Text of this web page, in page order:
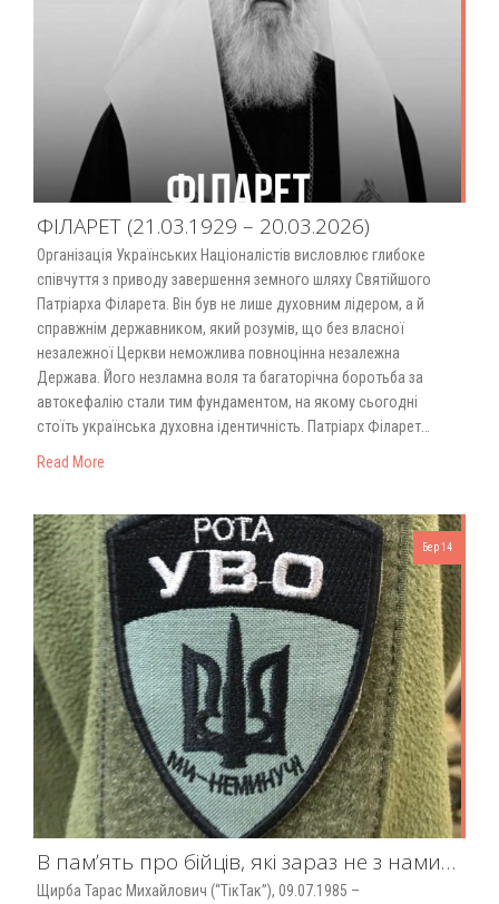
ФІЛАРЕТ (21.03.1929 – 20.03.2026)
Організація Українських Націоналістів висловлює глибоке
співчуття з приводу завершення земного шляху Святійшого
Патріарха Філарета. Він був не лише духовним лідером, а й
справжнім державником, який розумів, що без власної
незалежної Церкви неможлива повноцінна незалежна
Держава. Його незламна воля та багаторічна боротьба за
автокефалію стали тим фундаментом, на якому сьогодні
стоїть українська духовна ідентичність. Патріарх Філарет…
Read More
Бер 14
В памʼять про бійців, які зараз не з нами…
Щирба Тарас Михайлович (“ТікТак”), 09.07.1985 –